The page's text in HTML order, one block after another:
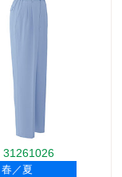
31261026
春／夏